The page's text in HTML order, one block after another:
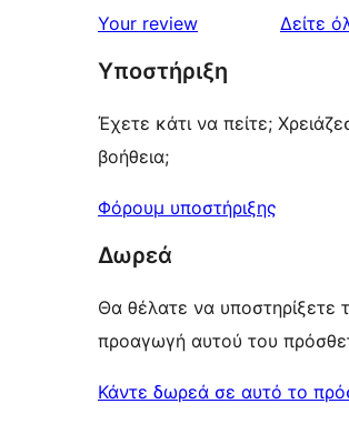
Your review Δείτε
Υποστήριξη
Έχετε κάτι να πείτε;
βοήθεια;
Φόρουμ υποστήριξης
Δωρεά
Θα θέλατε να υποστηρίξετε
προαγωγή αυτού του
Κάντε δωρεά σε αυτό το